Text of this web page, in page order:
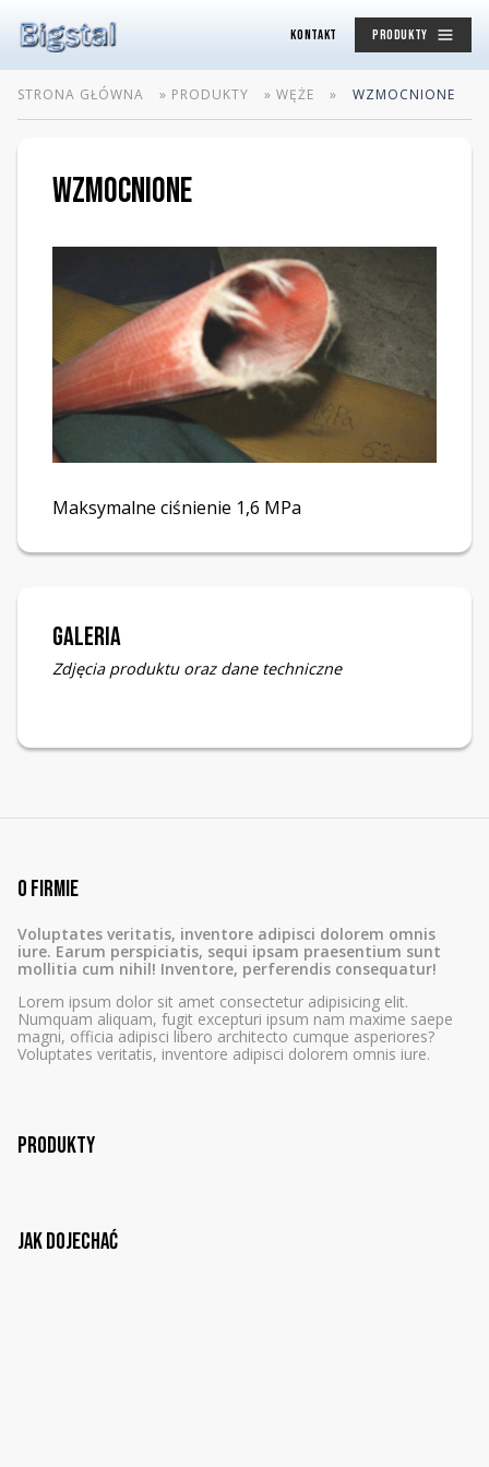
KONTAKT PRODUKTY
STRONA GŁÓWNA » PRODUKTY » WĘŻE » WZMOCNIONE
WZMOCNIONE
Maksymalne ciśnienie 1,6 MPa
Galeria
Zdjęcia produktu oraz dane techniczne
O firmie
Voluptates veritatis, inventore adipisci dolorem omnis
iure. Earum perspiciatis, sequi ipsam praesentium sunt
mollitia cum nihil! Inventore, perferendis consequatur!
Lorem ipsum dolor sit amet consectetur adipisicing elit.
Numquam aliquam, fugit excepturi ipsum nam maxime saepe
magni, officia adipisci libero architecto cumque asperiores?
Voluptates veritatis, inventore adipisci dolorem omnis iure.
Produkty
Jak dojechać